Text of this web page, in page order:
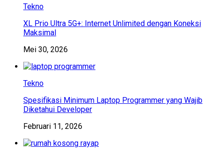
Tekno
XL Prio Ultra 5G+: Internet Unlimited dengan Koneksi
Maksimal
Mei 30, 2026
Tekno
Spesifikasi Minimum Laptop Programmer yang Wajib
Diketahui Developer
Februari 11, 2026